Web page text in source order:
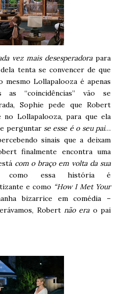
vez mais desesperadorapara
tenta se convencer de que
Lollapalooza é apenas
as “coincidências” vão se
Sophie pede que Robert
Lollapalooza, para que ela
e perguntar se esse é o seu pai…
sinais que a deixam
finalmente encontra uma
com o braço em volta da sua
como essa história é
e como “How I Met Your
bizarrice em comédia –
Robert não erao pai